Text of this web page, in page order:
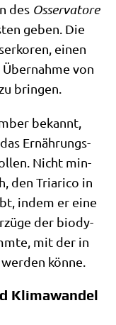
des Osser­va­to­re
geben. Die
einen
von
bringen.
bekannt,
Ernäh­rungs­
Nicht min­
den Tria­ri­co in
indem er eine
der bio­dy­
mit der in
könne.
Klimawandel